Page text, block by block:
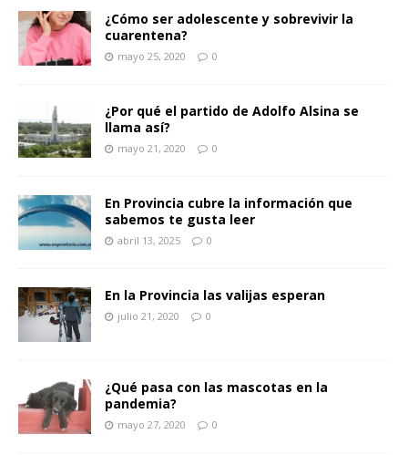
¿Cómo ser adolescente y sobrevivir la
cuarentena?
mayo 25, 2020 0
¿Por qué el partido de Adolfo Alsina se
llama así?
mayo 21, 2020 0
En Provincia cubre la información que
sabemos te gusta leer
abril 13, 2025 0
En la Provincia las valijas esperan
julio 21, 2020 0
¿Qué pasa con las mascotas en la
pandemia?
mayo 27, 2020 0